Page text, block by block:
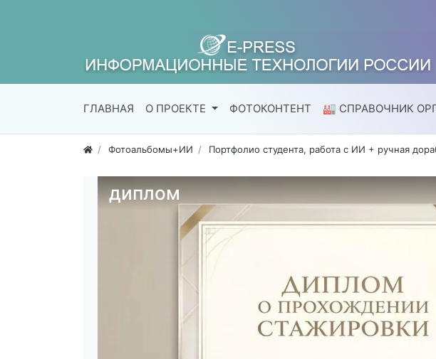
ГЛАВНАЯ О ПРОЕКТЕ ФОТОКОНТЕНТ 🏭 СПРАВОЧНИК
Фотоальбомы+ИИ Портфолио студента, работа с ИИ + ручная
диплом